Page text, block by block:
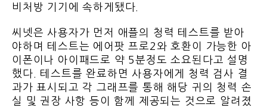
비처방 기기에 속하게됐다.
씨넷은 사용자가 먼저 애플의 청력 테스트를 받아
야하며 테스트는 에어팟 프로2와 호환이 가능한 아
이폰이나 아이패드로 약 5분정도 소요된다고 설명
했다. 테스트를 완료하면 사용자에게 청력 검사 결
과가 표시되고 각 그래프를 통해 해당 귀의 청력 손
실 및 권장 사항 등이 함께 제공되는 것으로 알려졌